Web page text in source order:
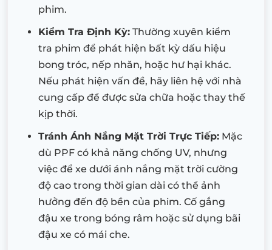
phim.
Kiểm Tra Định Kỳ: Thường xuyên kiểm
tra phim để phát hiện bất kỳ dấu hiệu
bong tróc, nếp nhăn, hoặc hư hại khác.
Nếu phát hiện vấn đề, hãy liên hệ với nhà
cung cấp để được sửa chữa hoặc thay thế
kịp thời.
Tránh Ánh Nắng Mặt Trời Trực Tiếp: Mặc
dù PPF có khả năng chống UV, nhưng
việc để xe dưới ánh nắng mặt trời cường
độ cao trong thời gian dài có thể ảnh
hưởng đến độ bền của phim. Cố gắng
đậu xe trong bóng râm hoặc sử dụng bãi
đậu xe có mái che.